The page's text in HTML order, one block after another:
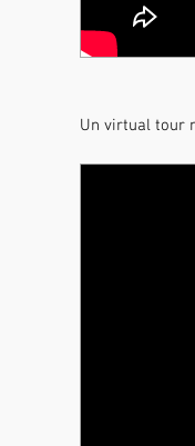
Un virtual tour